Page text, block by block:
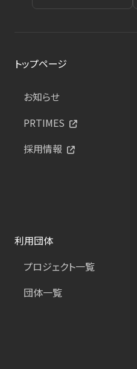
トップページ
お知らせ
PRTIMES
採用情報
利用団体
プロジェクト一覧
団体一覧